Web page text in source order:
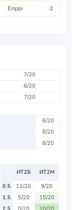
Enppi 2
7/20
6/20
7/20
6/20
8/20
8/20
ИТ2Б
ИТ2М
0.5
11/20
9/20
1.5
5/20
15/20